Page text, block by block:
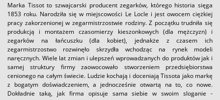
Marka Tissot to szwajcarski producent zegarków, którego historia sięga
1853 roku. Narodziła się w miejscowości Le Locle i jest owocem ciężkiej
pracy zakorzenionej w zegarmistrzostwie rodziny. Z początku trudniła się
produkcją i montażem czasomierzy kieszonkowych (dla mężczyzn) i
zegarków na łańcuszku (dla kobiet), jednakże z czasem ich
zegarmistrzostwo rozwinęło skrzydła wchodząc na rynek modeli
naręcznych. Wiele lat zmian i ulepszeń wprowadzanych do produktów jak i
samej struktury firmy zaowocowało stworzeniem przedsiębiorstwa
cenionego na całym świecie. Ludzie kochają i doceniają Tissota jako markę
z bogatym doświadczeniem, a jednocześnie otwartą na to, co nowe.
Dokładnie taką, jak firma opisuje sama siebie w swoim sloganie -